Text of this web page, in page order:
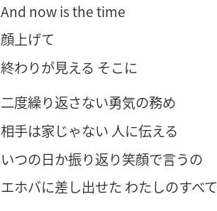
And now is the time
顔上げて
終わりが見える そこに
二度繰り返さない勇気の務め
相手は家じゃない 人に伝える
いつの日か振り返り笑顔で言うの
エホバに差し出せた わたしのすべて